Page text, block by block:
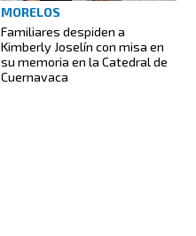
MORELOS
Familiares despiden a
Kimberly Joselín con misa en
su memoria en la Catedral de
Cuernavaca